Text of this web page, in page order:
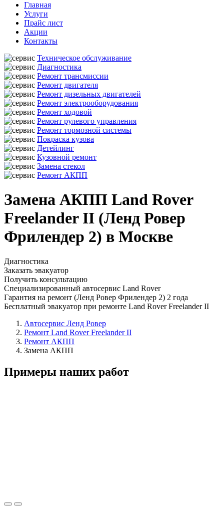
Главная
Услуги
Прайс лист
Акции
Контакты
Техническое обслуживание
Диагностика
Ремонт трансмиссии
Ремонт двигателя
Ремонт дизельных двигателей
Ремонт электрооборудования
Ремонт ходовой
Ремонт рулевого управления
Ремонт тормозной системы
Покраска кузова
Детейлинг
Кузовной ремонт
Замена стекол
Ремонт АКПП
Замена АКПП Land Rover
Freelander II (Ленд Ровер
Фрилендер 2) в Москве
Диагностика
Заказать эвакуатор
Получить консультацию
Специализированный автосервис Land Rover
Гарантия на ремонт (Ленд Ровер Фрилендер 2) 2 года
Бесплатный эвакуатор при ремонте Land Rover Freelander II
Автосервис Ленд Ровер
Ремонт Land Rover Freelander II
Ремонт АКПП
Замена АКПП
Примеры наших работ